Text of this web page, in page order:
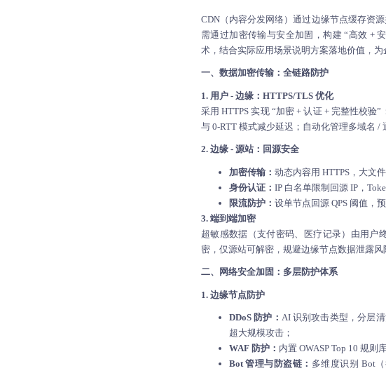
CDN（内容分发网络）通过边缘节点缓存资
需通过加密传输与安全加固，构建 “高效 +
术，结合实际应用场景说明方案落地价值，为
一、数据加密传输：全链路防护
1. 用户 - 边缘：HTTPS/TLS 优化
采用 HTTPS 实现 “加密 + 认证 + 完整性校验
与 0-RTT 模式减少延迟；自动化管理多域名 /
2. 边缘 - 源站：回源安全
加密传输： 动态内容用 HTTPS，大文
身份认证： IP 白名单限制回源 IP，
限流防护： 设单节点回源 QPS 阈值，
3. 端到端加密
超敏感数据（支付密码、医疗记录）由用户
密，仅源站可解密，规避边缘节点数据泄露风
二、网络安全加固：多层防护体系
1. 边缘节点防护
DDoS 防护： AI 识别攻击类型，分层
超大规模攻击；
WAF 防护： 内置 OWASP Top 10 规
Bot 管理与防盗链： 多维度识别 Bot